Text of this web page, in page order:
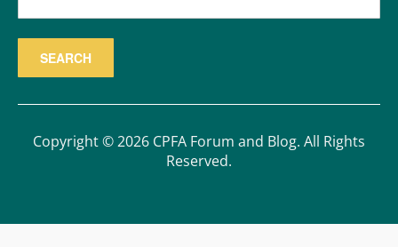
Copyright © 2026 CPFA Forum and Blog. All Rights
Reserved.